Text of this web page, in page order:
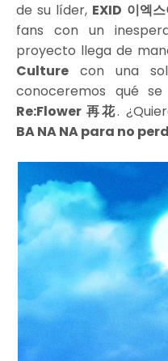
de su líder, EXID 이엑
fans con un
proyecto llega de
Culture con una
conoceremos qué
Re:Flower再花.
BA NA NA para no